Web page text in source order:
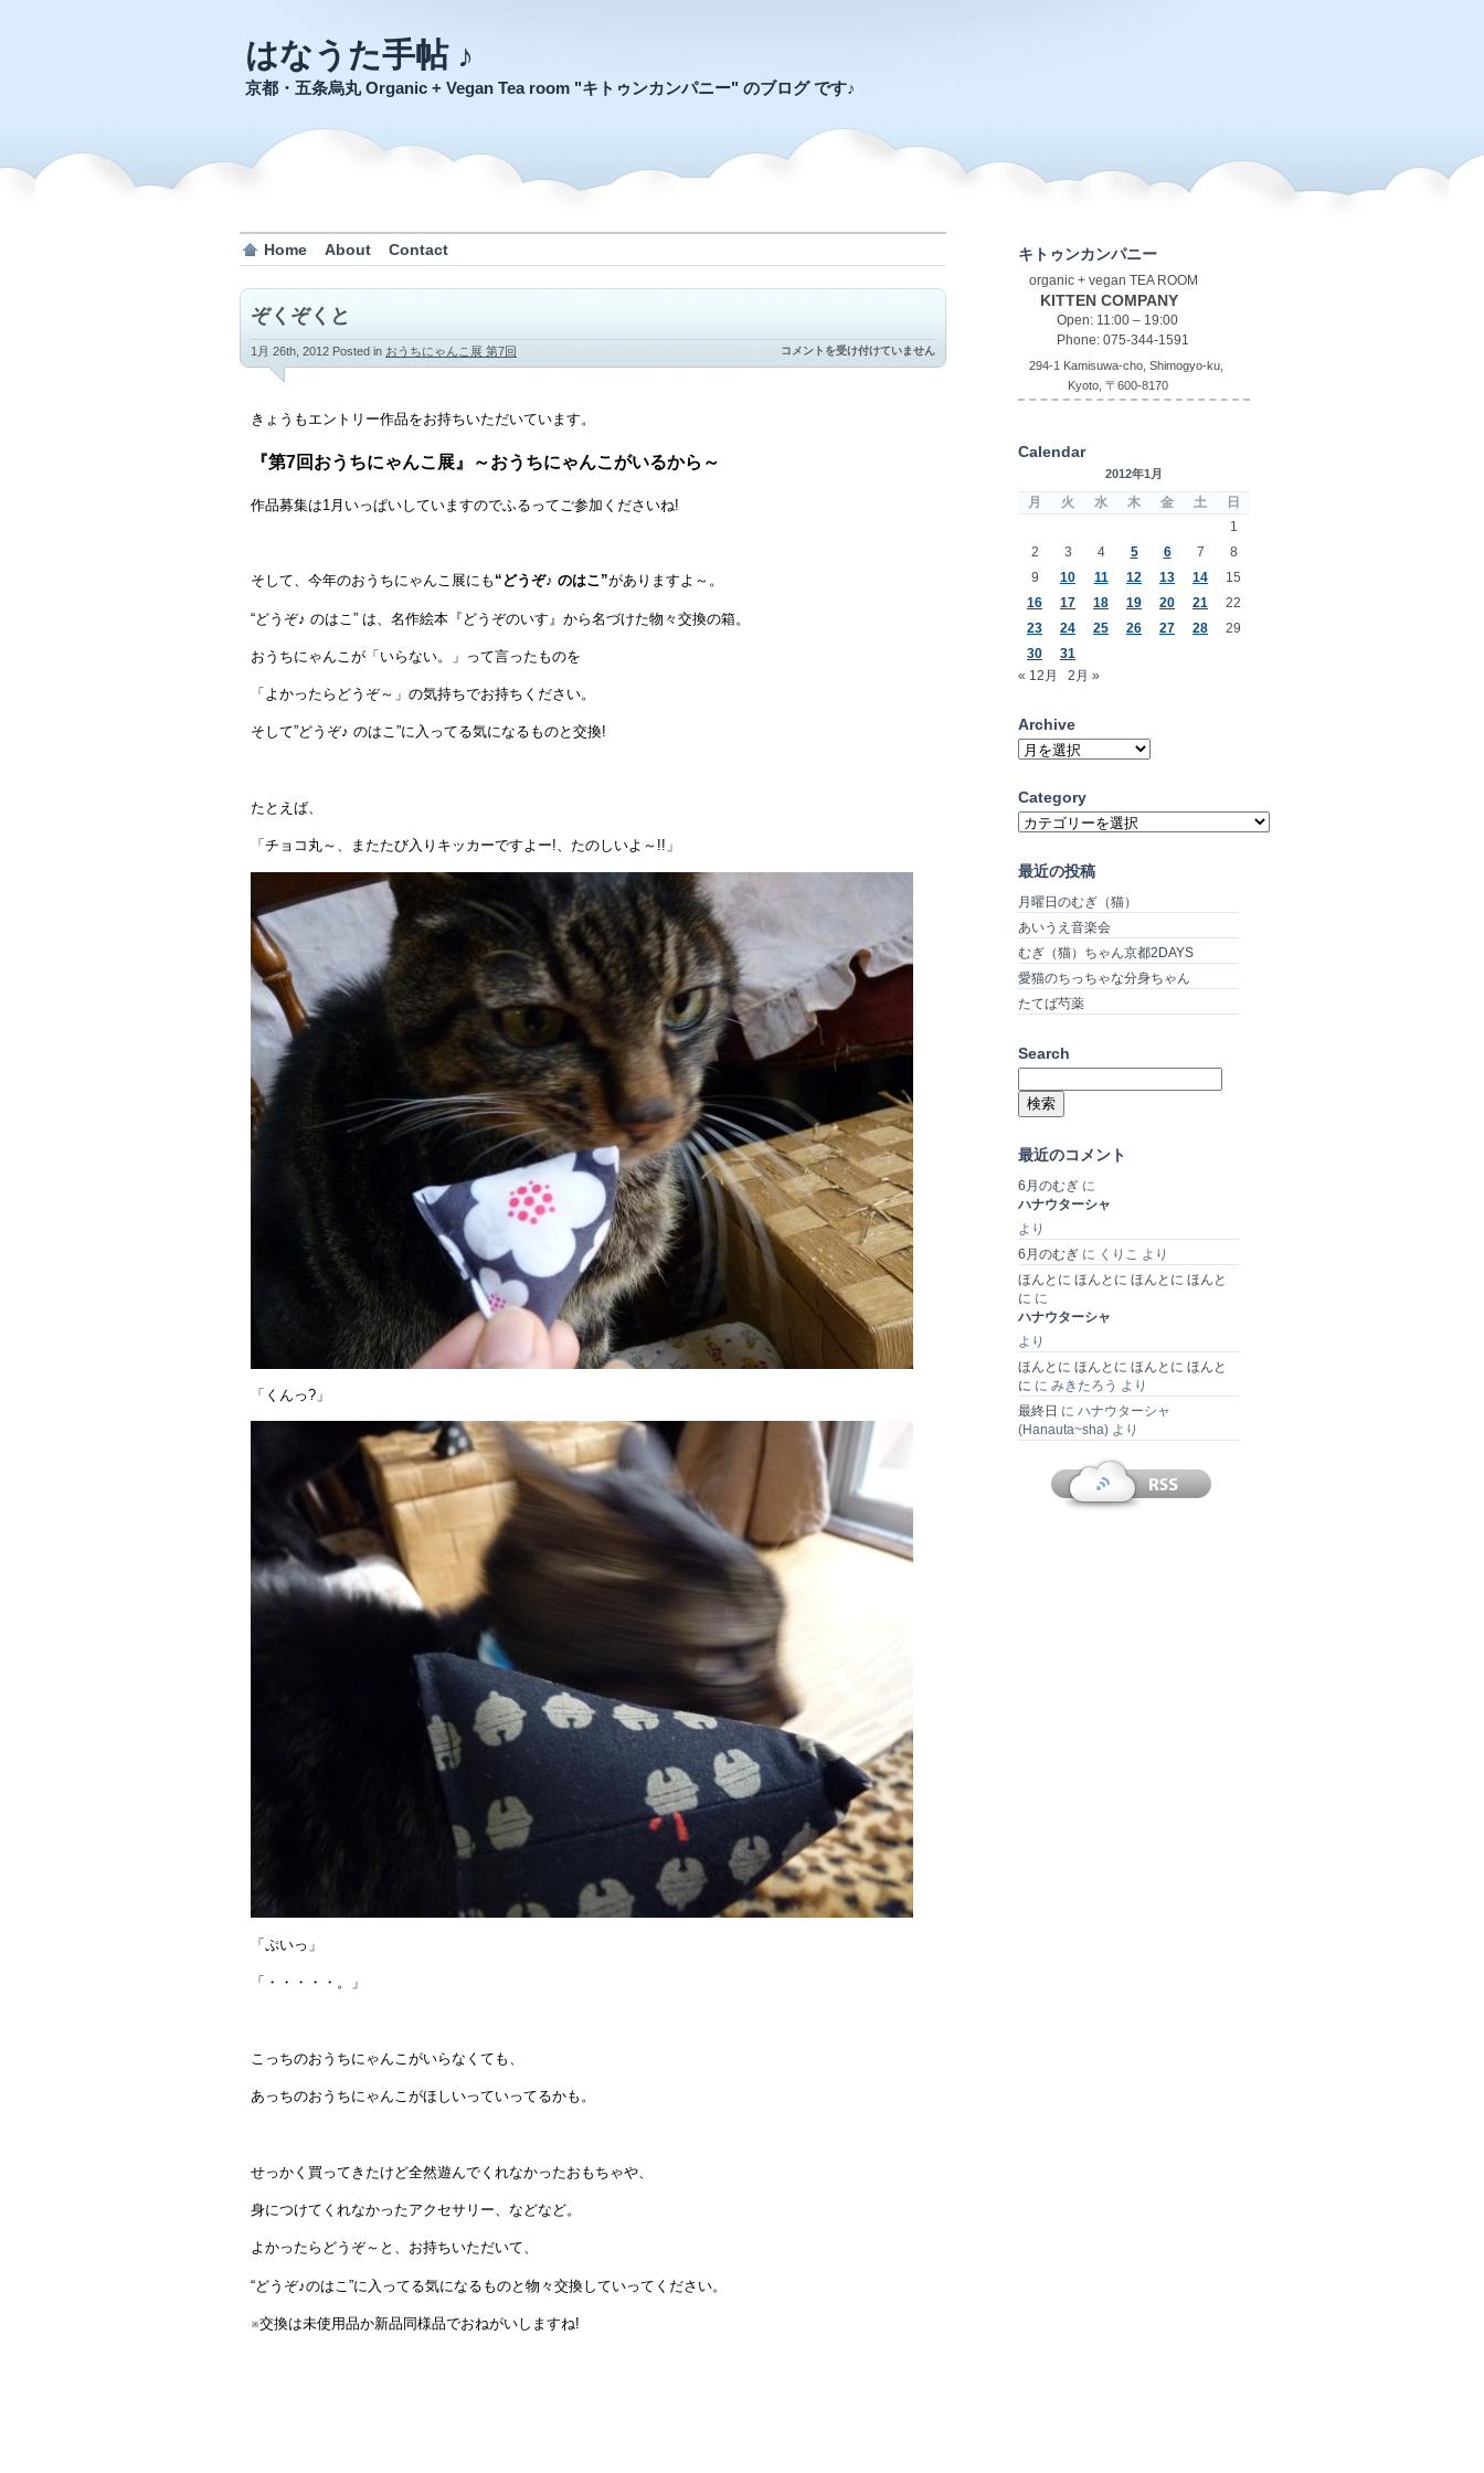
はなうた手帖 ♪
京都・五条烏丸 Organic + Vegan Tea room "キトゥンカンパニー" のブログ です♪
Home About Contact
ぞくぞくと
1月 26th, 2012 Posted in おうちにゃんこ展 第7回
ぞ
く
コメントを受け付けていません
きょうもエントリー作品をお持ちいただいています。
『第7回おうちにゃんこ展』～おうちにゃんこがいるから～
作品募集は1月いっぱいしていますのでふるってご参加くださいね!
そして、今年のおうちにゃんこ展にも “どうぞ♪ のはこ”がありますよ～。
“どうぞ♪ のはこ” は、名作絵本『どうぞのいす』から名づけた物々交換の箱。
おうちにゃんこが「いらない。」って言ったものを
「よかったらどうぞ～」の気持ちでお持ちください。
そして”どうぞ♪ のはこ”に入ってる気になるものと交換!
たとえば、
「チョコ丸～、またたび入りキッカーですよー!、たのしいよ～!!」
「くんっ?」
「ぷいっ」
「・・・・・。」
こっちのおうちにゃんこがいらなくても、
あっちのおうちにゃんこがほしいっていってるかも。
せっかく買ってきたけど全然遊んでくれなかったおもちゃや、
身につけてくれなかったアクセサリー、などなど。
よかったらどうぞ～と、お持ちいただいて、
“どうぞ♪のはこ”に入ってる気になるものと物々交換していってください。
※交換は未使用品か新品同様品でおねがいしますね!
キトゥンカンパニー
organic + vegan TEA ROOM
KITTEN COMPANY
Open: 11:00 – 19:00
Phone: 075-344-1591
294-1 Kamisuwa-cho, Shimogyo-ku,
Kyoto, 〒600-8170
Calendar
2012年1月
月 火 水 木 金 土
日
1
2
3 4 5 6 7
8
9
10 11 12 13 14
15
16
17 18 19 20 21
22
23
24 25 26 27 28
29
30
31
« 12月
2月 »
Archive
Archive
Category
Category
最近の投稿
月曜日のむぎ（猫）
あいうえ音楽会
むぎ（猫）ちゃん京都2DAYS
愛猫のちっちゃな分身ちゃん
たてば芍薬
Search
索:
最近のコメント
6月のむぎ に
ハナウターシャ
より
6月のむぎ に くりこ より
ほんとに ほんとに ほんとに ほんと
に に
ハナウターシャ
より
ほんとに ほんとに ほんとに ほんと
に に みきたろう より
最終日 に ハナウターシャ
(Hanauta~sha) より